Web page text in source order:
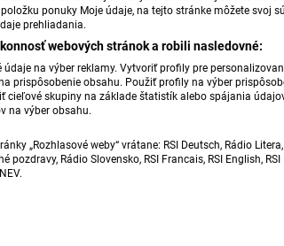
ponuky Moje údaje, na tejto stránke môžete svoj
prehliadania.
webových stránok a robili nasledovné:
na výber reklamy. Vytvoriť profily pre
prispôsobenie obsahu. Použiť profily na výber
cieľové skupiny na základe štatistík alebo spájania
na výber obsahu.
„Rozhlasové weby“ vrátane: RSI Deutsch, Rádio
pozdravy, Rádio Slovensko, RSI Francais, RSI English, RSI
дату, т.е.16 мая.
Как и в предшествующие годы и
многочисленные музеи и учреждения
столицы предлагают своим гостям
Словацкая национальная галерея,
мероприятия под общим названием
15:00 здесь проходит выставка
организованная в сотрудничестве с
институтом, а также экскурсии по
Богемия». «Оттова Богемия» — это
картин, созданных в период с 1883